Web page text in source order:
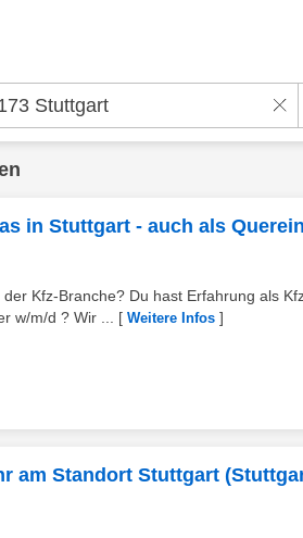
in Stuttgart - auch als
Kfz-Branche? Du hast Erfahrung als
w/m/d ? Wir ... [ Weitere Infos ]
am Standort Stuttgart